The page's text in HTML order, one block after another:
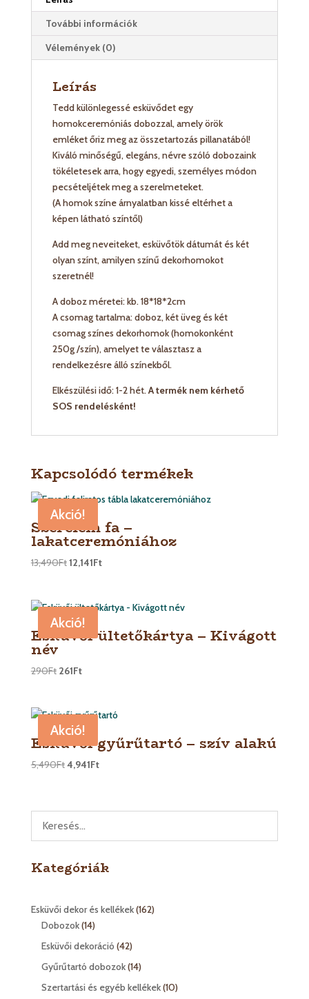
További információk
Vélemények (0)
Leírás
Tedd különlegessé esküvődet egy
homokceremóniás dobozzal, amely örök
emléket őriz meg az összetartozás pillanatából!
Kiváló minőségű, elegáns, névre szóló dobozaink
tökéletesek arra, hogy egyedi, személyes módon
pecsételjétek meg a szerelmeteket.
(A homok színe árnyalatban kissé eltérhet a
képen látható színtől)
Add meg neveiteket, esküvőtök dátumát és két
olyan színt, amilyen színű dekorhomokot
szeretnél!
A doboz méretei: kb. 18*18*2cm
A csomag tartalma: doboz, két üveg és két
csomag színes dekorhomok (homokonként
250g /szín), amelyet te választasz a
rendelkezésre álló színekből.
Elkészülési idő: 1-2 hét.A termék nem kérhető
SOS rendelésként!
Kapcsolódó termékek
Akció!
Szerelem fa –
lakatceremóniához
13,490Ft12,141Ft
Akció!
Esküvői ültetőkártya – Kivágott
név
290Ft 261Ft
Akció!
Esküvői gyűrűtartó – szív alakú
5,490Ft4,941Ft
Kategóriák
Esküvői dekor és kellékek 162162
Dobozok 1414
termék
Esküvői dekoráció 4242
termék
Gyűrűtartó dobozok 1414
termék
Szertartási és egyéb kellékek 1010